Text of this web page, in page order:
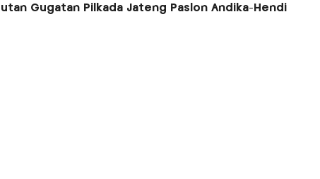
Gugatan Pilkada Jateng Paslon Andika-Hendi